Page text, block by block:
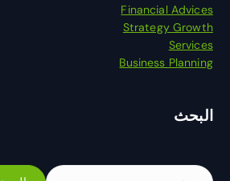
Financial Advices
Strategy Growth
Services
Business Planning
البحث
ا